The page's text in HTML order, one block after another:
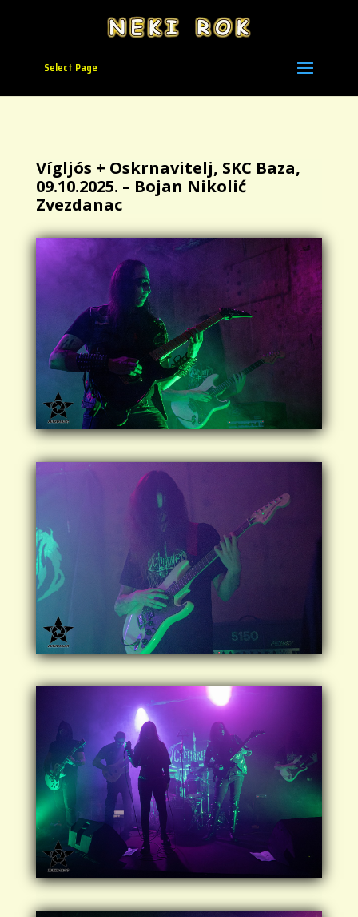
Select Page
Vígljós + Oskrnavitelj, SKC Baza,
09.10.2025. – Bojan Nikolić
Zvezdanac